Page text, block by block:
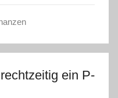
ein P-